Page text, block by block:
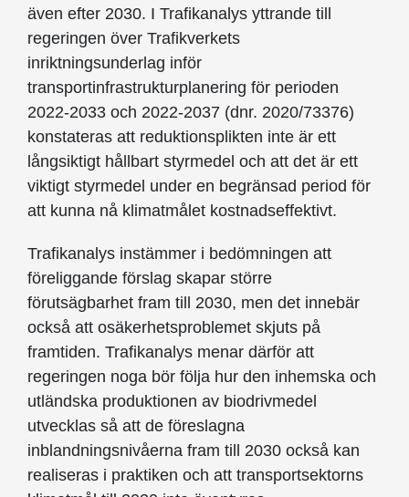
även efter 2030. I Trafikanalys yttrande till
regeringen över Trafikverkets
inriktningsunderlag inför
transportinfrastrukturplanering för perioden
2022-2033 och 2022-2037 (dnr. 2020/73376)
konstateras att reduktionsplikten inte är ett
långsiktigt hållbart styrmedel och att det är ett
viktigt styrmedel under en begränsad period för
att kunna nå klimatmålet kostnadseffektivt.
Trafikanalys instämmer i bedömningen att
föreliggande förslag skapar större
förutsägbarhet fram till 2030, men det innebär
också att osäkerhetsproblemet skjuts på
framtiden. Trafikanalys menar därför att
regeringen noga bör följa hur den inhemska och
utländska produktionen av biodrivmedel
utvecklas så att de föreslagna
inblandningsnivåerna fram till 2030 också kan
realiseras i praktiken och att transportsektorns